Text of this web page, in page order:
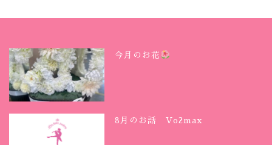
今月のお花
8月のお話 Vo2max